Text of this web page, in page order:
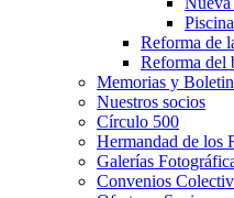
Reforma de
Reforma del
Memorias y
Nuestros socios
Círculo 500
Hermandad de los
Galerías
Convenios